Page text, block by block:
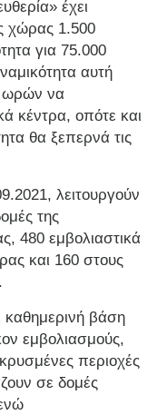
έχει
χώρας 1.500
για 75.000
αυτή
ωρών να
κέντρα, οπότε και
θα ξεπερνά τις
λειτουργούν
της
480 εμβολιαστικά
και 160 στους
βάση
εμβολιασμούς,
περιοχές
σε δομές